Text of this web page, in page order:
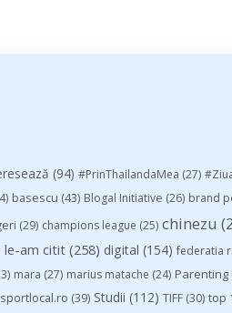
(94) #PrinThailandaMea (27)
basescu (43) Blogal Initiative (26) brand
(29) champions league (25) chinezu
le-am citit (258) digital (154) federatia
mara (27) marius matache (24) Parenting
sportlocal.ro (39) Studii (112) TIFF (30) top